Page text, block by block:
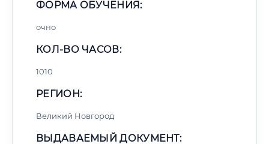
ФОРМА ОБУЧЕНИЯ:
очно
КОЛ-ВО ЧАСОВ:
1010
РЕГИОН:
Великий Новгород
ВЫДАВАЕМЫЙ ДОКУМЕНТ: